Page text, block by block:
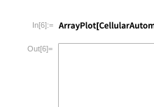
In[6]:=
Out[6]=